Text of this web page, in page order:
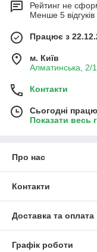
Рейтинг не
Менше 5 відгуків
Працює з
м. Київ
Алматинська, 2/
Контакти
Сьогодні
Показати весь
Про нас
Контакти
Доставка та оплата
Графік роботи